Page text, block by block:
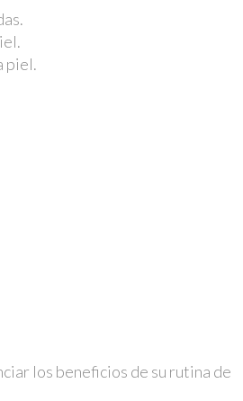
piel.
los beneficios de su rutina de